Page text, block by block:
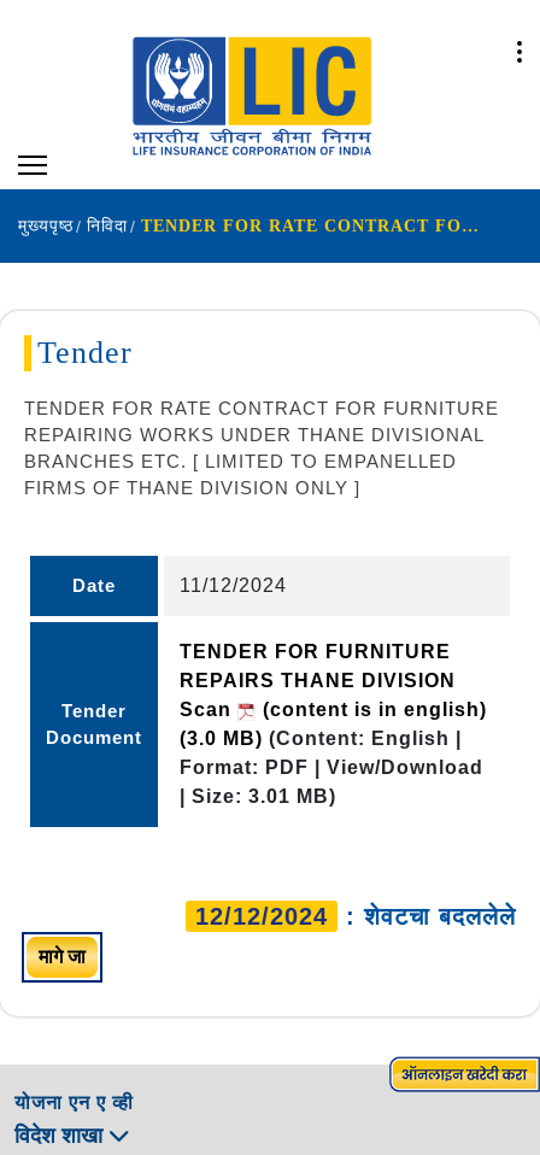
मुख्यपृष्ठ निविदा TENDER FOR RATE CONTRACT FOR FURNITURE REPAIRING WORKS UNDER THANE DIVISIONAL BRANCHES ETC. [ LIMITED TO EMPANELLED FIRMS OF THANE DIVISION ONLY ]
Tender
TENDER FOR RATE CONTRACT FOR FURNITURE
REPAIRING WORKS UNDER THANE DIVISIONAL
BRANCHES ETC. [ LIMITED TO EMPANELLED
FIRMS OF THANE DIVISION ONLY ]
Date 11/12/2024
Tender
Document
TENDER FOR FURNITURE
REPAIRS THANE DIVISION
Scan
(content is in english)
(3.0 MB) (Content: English |
Format: PDF | View/Download
| Size: 3.01 MB)
12/12/2024 : शेवटचा बदललेले
मागे जा
योजना एन ए व्ही
विदेश शाखा